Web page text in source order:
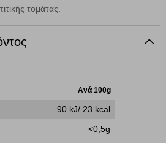
τομάτας.
Ανά 100g
90 kJ/ 23 kcal
<0,5g
ορισμένων κατηγοριών αρχείων cookies,